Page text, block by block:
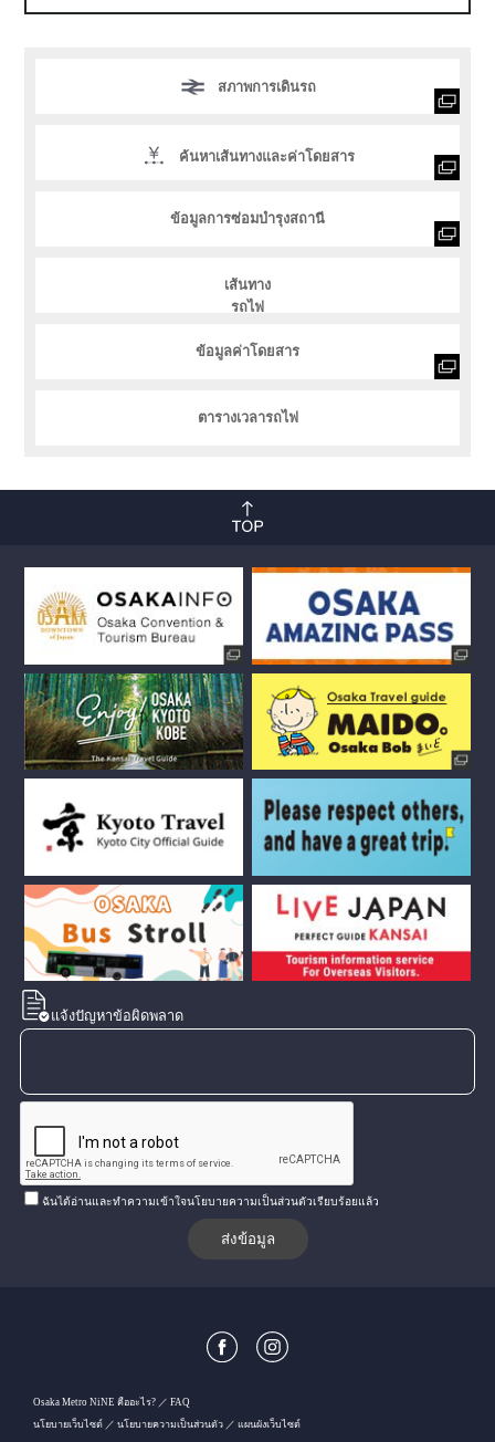
สภาพการเดินรถ
ค้นหาเส้นทางและค่าโดยสาร
ข้อมูลการซ่อมบำรุงสถานี
เส้นทาง
รถไฟ
ข้อมูลค่าโดยสาร
ตารางเวลารถไฟ
แจ้งปัญหาข้อผิดพลาด
ฉันได้อ่านและทำความเข้าใจนโยบายความเป็นส่วนตัวเรียบร้อยแล้ว
Osaka Metro NiNE คืออะไร?
FAQ
นโยบายเว็บไซต์
นโยบายความเป็นส่วนตัว แผนผังเว็บไซต์